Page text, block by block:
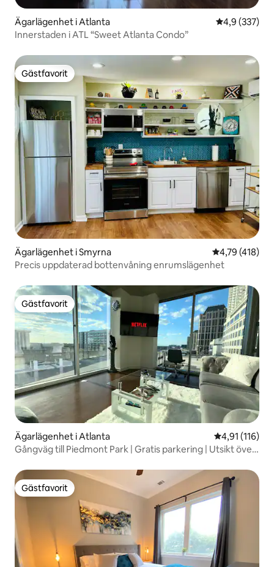
Ägarlägenhet i Atlanta 4,9 av 5 i
4,9 (337)
Innerstaden i ATL “Sweet Atlanta Condo”
Gästfavorit
Gästfavorit
Ägarlägenhet i Smyrna 4,79 av 5 i
4,79 (418)
Precis uppdaterad bottenvåning enrumslägenhet
Gästfavorit
Gästfavorit
Ägarlägenhet i Atlanta 4,91 av 5 i
4,91 (116)
Gångväg till Piedmont Park | Gratis parkering | Utsikt över
Gästfavorit
Gästfavorit